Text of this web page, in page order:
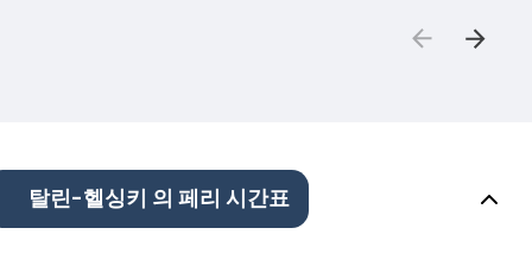
탈린-헬싱키 의 페리 시간표